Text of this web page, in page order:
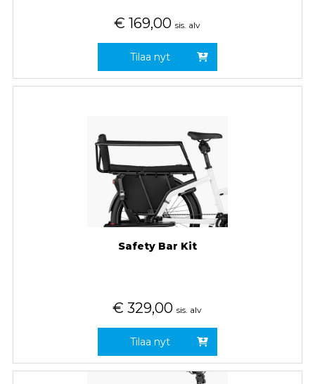
€ 169,00 sis. alv
Tilaa nyt
Safety Bar Kit
€ 329,00 sis. alv
Tilaa nyt